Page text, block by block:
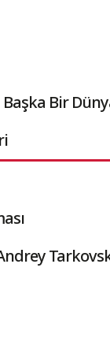
Başka Bir